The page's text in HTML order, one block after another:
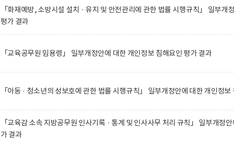
「화재예방, 소방시설 설치 · 유지 및 안전관리에 관한 법률 시행규칙」 일부개
평가 결과
「교육공무원 임용령」 일부개정안에 대한 개인정보 침해요인 평가 결과
「아동 · 청소년의 성보호에 관한 법률 시행규칙」 일부개정안에 대한 개인정
「교육감 소속 지방공무원 인사기록 · 통계 및 인사사무 처리 규칙」 일부개정
가 결과